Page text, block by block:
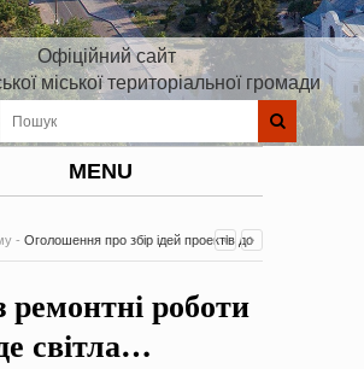
Офіційний сайт
міської територіальної громади
MENU
- Оголошення про збір ідей проектів до
– 2020 роки Оголошення про збір ідей
0 Коментарів
ремонтні роботи
світла…